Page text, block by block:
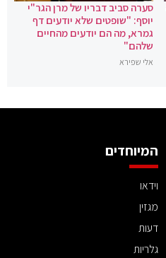
סערה סביב דבריו של מרן הגר"י
יוסף: "שופטים שלא יודעים דף
גמרא, מה הם יודעים מהחיים
שלהם"
אלי שפירא
המיוחדים
וידאו
מגזין
דעות
גלריות